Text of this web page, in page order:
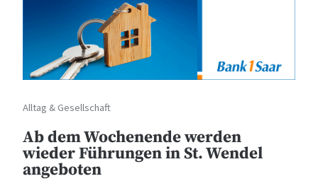
Alltag & Gesellschaft
Ab dem Wochenende werden
wieder Führungen in St. Wendel
angeboten